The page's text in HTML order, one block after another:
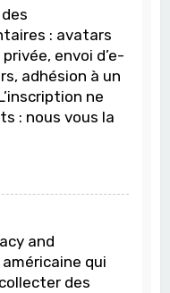
: avatars
envoi d’e-
adhésion à un
ne
: nous vous la
and
qui
des